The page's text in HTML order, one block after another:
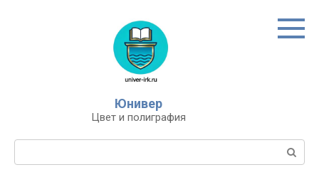
Юнивер
Цвет и полиграфия